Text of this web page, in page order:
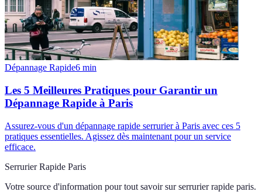
Dépannage Rapide6 min
Les 5 Meilleures Pratiques pour Garantir un
Dépannage Rapide à Paris
Assurez-vous d'un dépannage rapide serrurier à Paris avec ces 5
pratiques essentielles. Agissez dès maintenant pour un service
efficace.
Serrurier Rapide Paris
Votre source d'information pour tout savoir sur serrurier rapide paris.